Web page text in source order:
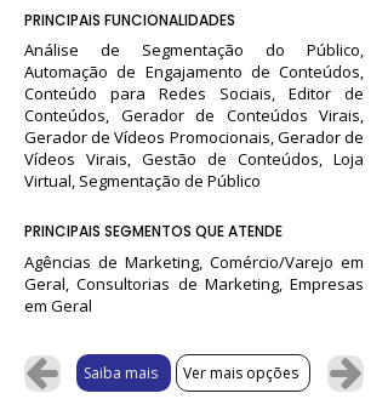
PRINCIPAIS FUNCIONALIDADES
Análise de Segmentação do Público,
Automação de Engajamento de Conteúdos,
Conteúdo para Redes Sociais, Editor de
Conteúdos, Gerador de Conteúdos Virais,
Gerador de Vídeos Promocionais, Gerador de
Vídeos Virais, Gestão de Conteúdos, Loja
Virtual, Segmentação de Público
PRINCIPAIS SEGMENTOS QUE ATENDE
Agências de Marketing, Comércio/Varejo em
Geral, Consultorias de Marketing, Empresas
em Geral
Saiba mais Ver mais opções